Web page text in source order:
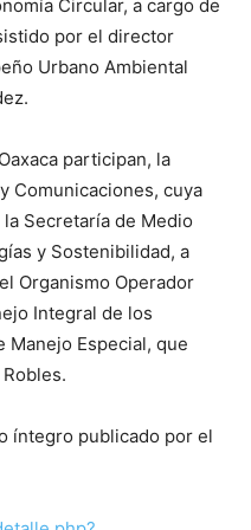
Circular, a cargo de
por el director
Urbano Ambiental
participan, la
Comunicaciones, cuya
Secretaría de Medio
y Sostenibilidad, a
Organismo Operador
Integral de los
Manejo Especial, que
íntegro publicado por el